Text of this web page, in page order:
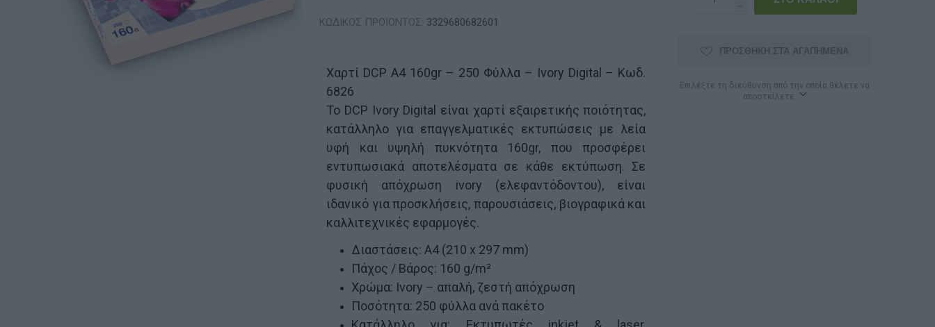
ΚΩΔΙΚΟΣ ΠΡΟΪΟΝΤΟΣ: 3329680682601
Χαρτί DCP A4 160gr – 250 Φύλλα – Ivory Digital – Κωδ.
6826
Το DCP Ivory Digital είναι χαρτί εξαιρετικής ποιότητας,
κατάλληλο για επαγγελματικές εκτυπώσεις με λεία
υφή και υψηλή πυκνότητα 160gr, που προσφέρει
εντυπωσιακά αποτελέσματα σε κάθε εκτύπωση. Σε
φυσική απόχρωση ivory (ελεφαντόδοντου), είναι
ιδανικό για προσκλήσεις, παρουσιάσεις, βιογραφικά και
καλλιτεχνικές εφαρμογές.
Διαστάσεις: A4 (210 x 297 mm)
Πάχος / Βάρος: 160 g/m²
Χρώμα: Ivory – απαλή, ζεστή απόχρωση
Ποσότητα: 250 φύλλα ανά πακέτο
h
ΠΡΟΣΘΉΚΗ ΣΤΑ ΑΓΑΠΗΜΈΝΑ
Επιλέξτε τη διεύθυνση από την οποία θέλετε να
αποστείλετε